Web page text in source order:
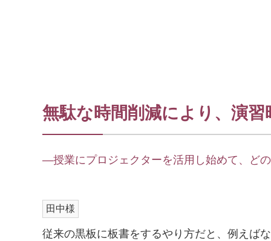
無駄な時間削減により、演
―授業にプロジェクターを活用し始めて、ど
田中様
従来の黒板に板書をするやり方だと、例えば